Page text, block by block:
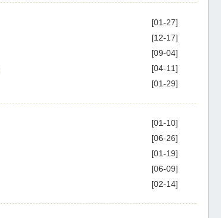
[01-27]
[12-17]
[09-04]
[04-11]
[01-29]
[01-10]
[06-26]
[01-19]
[06-09]
[02-14]